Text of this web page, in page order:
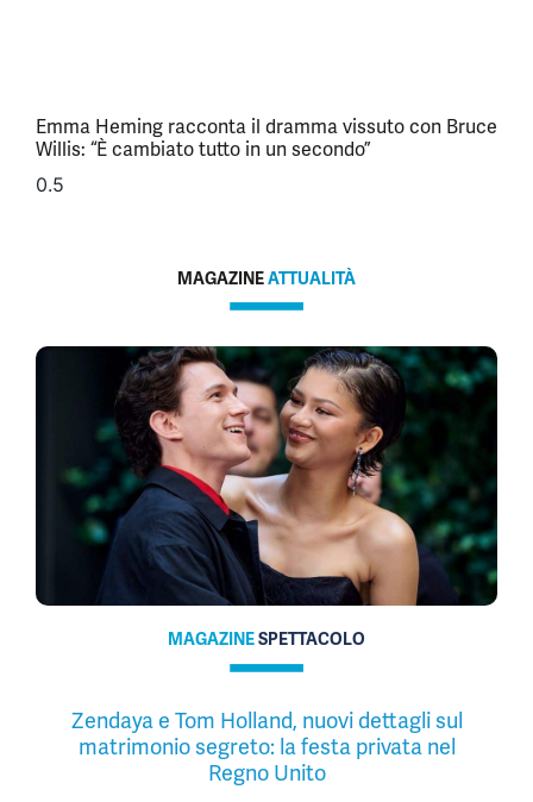
Emma Heming racconta il dramma vissuto con Bruce
Willis: “È cambiato tutto in un secondo”
MAGAZINEATTUALITÀ
MAGAZINESPETTACOLO
Zendaya e Tom Holland, nuovi dettagli sul
matrimonio segreto: la festa privata nel
Regno Unito